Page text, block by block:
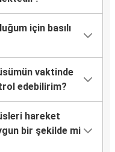
için basılı
vaktinde
edebilirim?
hareket
bir şekilde mi